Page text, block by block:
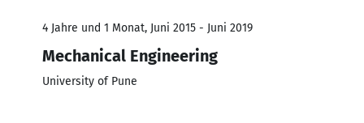
4 Jahre und 1 Monat, Juni 2015 - Juni 2019
Mechanical Engineering
University of Pune